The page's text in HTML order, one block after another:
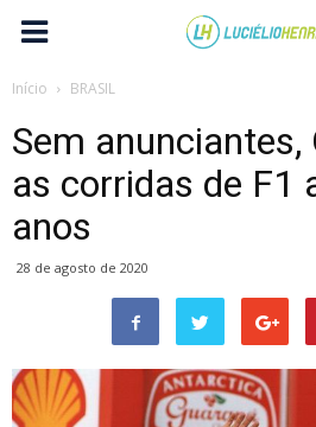
Início BRASIL
Sem anunciantes,
as corridas de F1
anos
28 de agosto de 2020